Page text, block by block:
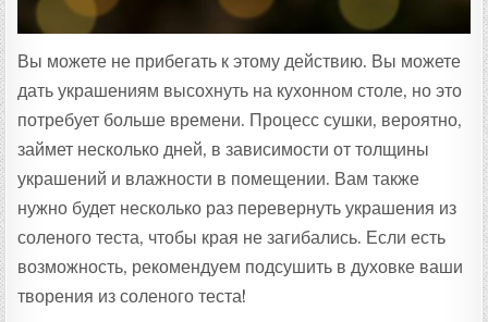
Вы можете не прибегать к этому действию. Вы можете
дать украшениям высохнуть на кухонном столе, но это
потребует больше времени. Процесс сушки, вероятно,
займет несколько дней, в зависимости от толщины
украшений и влажности в помещении. Вам также
нужно будет несколько раз перевернуть украшения из
соленого теста, чтобы края не загибались. Если есть
возможность, рекомендуем подсушить в духовке ваши
творения из соленого теста!